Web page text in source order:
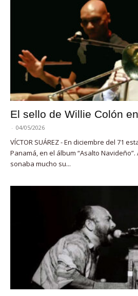
El sello de Willie Colón
- 04/05/2026
VÍCTOR SUÁREZ - En diciembre del 71
Panamá, en el álbum “Asalto
sonaba mucho su...